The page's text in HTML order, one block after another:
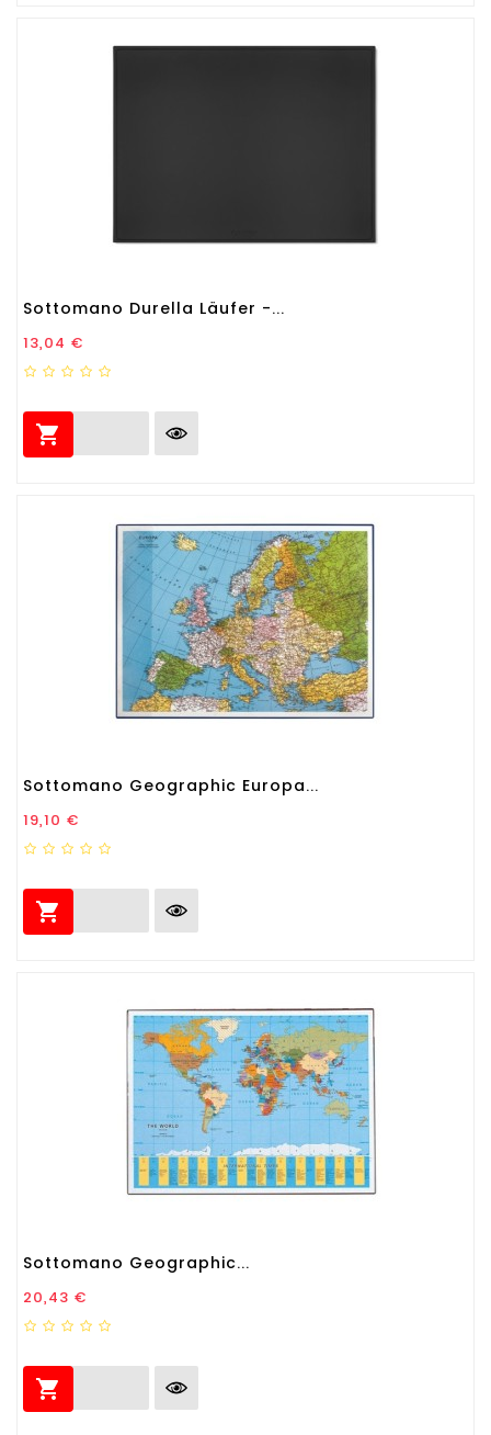
Sottomano Durella Läufer -...
Prezzo
13,04 €

Sottomano Geographic Europa...
Prezzo
19,10 €

Sottomano Geographic...
Prezzo
20,43 €
